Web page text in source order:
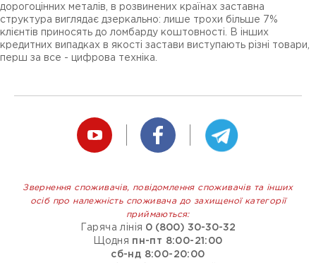
дорогоцінних металів, в розвинених країнах заставна
структура виглядає дзеркально: лише трохи більше 7%
клієнтів приносять до ломбарду коштовності. В інших
кредитних випадках в якості застави виступають різні товари,
перш за все - цифрова техніка.
Звернення споживачів, повідомлення споживачів та інших
осіб про належність споживача до захищеної категорії
приймаються:
Гаряча лінія 0 (800) 30-30-32
Щодня пн-пт 8:00-21:00
сб-нд 8:00-20:00